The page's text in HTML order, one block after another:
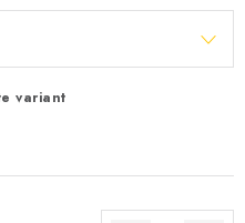
variant